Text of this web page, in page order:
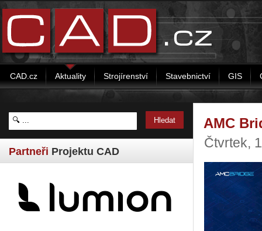
CAD.cz Aktuality Strojírenství Stavebnictví GIS
Partneři Projektu CAD
AMC
Čtvrtek,